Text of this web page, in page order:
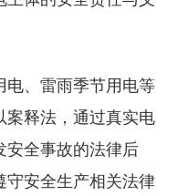
电、雷雨季节用电等
案释法，通过真实电
安全事故的法律后
守安全生产相关法律